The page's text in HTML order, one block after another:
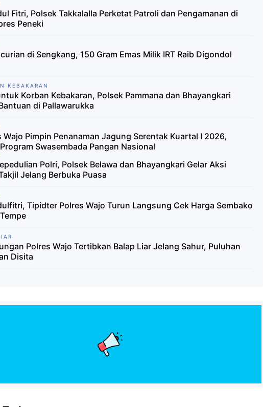
Fitri, Polsek Takkalalla Perketat Patroli dan Pengamanan di
Peneki
di Sengkang, 150 Gram Emas Milik IRT Raib Digondol
KEBAKARAN
Korban Kebakaran, Polsek Pammana dan Bhayangkari
di Pallawarukka
Wajo Pimpin Penanaman Jagung Serentak Kuartal I 2026,
Swasembada Pangan Nasional
Polri, Polsek Belawa dan Bhayangkari Gelar Aksi
Jelang Berbuka Puasa
Tipidter Polres Wajo Turun Langsung Cek Harga Sembako
Polres Wajo Tertibkan Balap Liar Jelang Sahur, Puluhan
Disita